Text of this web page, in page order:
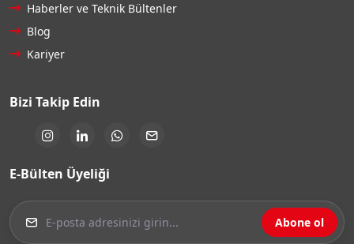
Haberler ve Teknik Bültenler
Blog
Kariyer
Bizi Takip Edin
E-Bülten Üyeliği
Abone ol